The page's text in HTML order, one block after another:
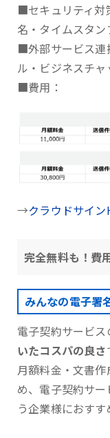
■セキュリティ対
名・タイムスタン
■外部サービス連
ル・ビジネスチ
■費用：
→クラウドサイン
完全無料も！費
みんなの電子署
電子契約サービス
いたコスパの良さ
月額料金・文書
め、電子契約サ
う企業様におすす